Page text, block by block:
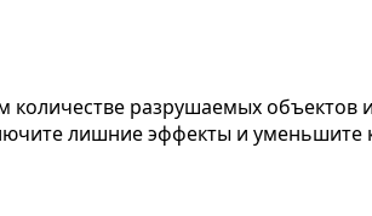
разрушаемых объектов
лишние эффекты и уменьшите